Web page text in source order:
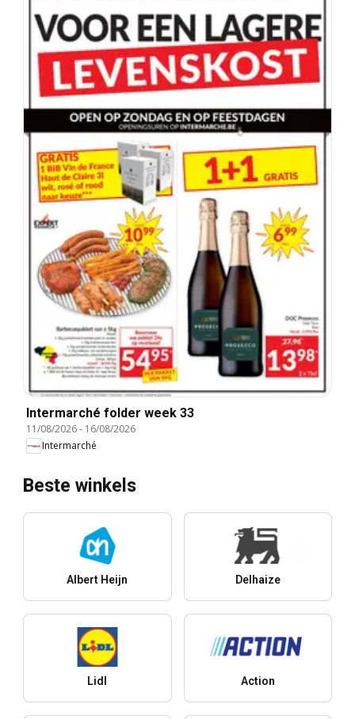
Intermarché folder week 33
11/08/2026- 16/08/2026
Intermarché
Beste winkels
Albert Heijn Delhaize
Lidl Action